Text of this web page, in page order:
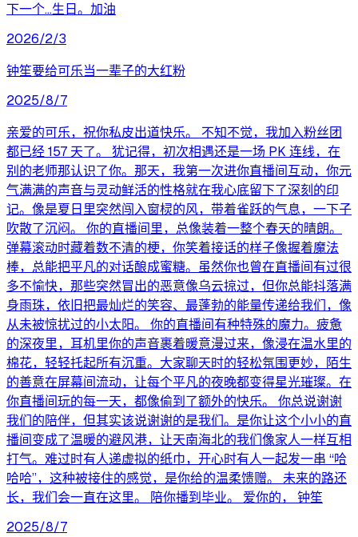
下一个…生日。加油
2026/2/3
钟笙要给可乐当一辈子的大红粉
2025/8/7
亲爱的可乐，祝你私皮出道快乐。 不知不觉，我加入粉丝团
都已经 157 天了。 犹记得，初次相遇还是一场 PK 连线，在
别的老师那认识了你。那天，我第一次进你直播间互动，你元
气满满的声音与灵动鲜活的性格就在我心底留下了深刻的印
记。像是夏日里突然闯入窗棂的风，带着雀跃的气息，一下子
吹散了沉闷。 你的直播间里，总像装着一整个春天的晴朗。
弹幕滚动时藏着数不清的梗，你笑着接话的样子像握着魔法
棒，总能把平凡的对话酿成蜜糖。虽然你也曾在直播间有过很
多不愉快，那些突然冒出的恶意像乌云掠过，但你总能抖落满
身雨珠，依旧把最灿烂的笑容、最蓬勃的能量传递给我们，像
从未被惊扰过的小太阳。 你的直播间有种特殊的魔力。疲惫
的深夜里，耳机里你的声音裹着暖意漫过来，像浸在温水里的
棉花，轻轻托起所有沉重。大家聊天时的轻松氛围更妙，陌生
的善意在屏幕间流动，让每个平凡的夜晚都变得星光璀璨。在
你直播间玩的每一天，都像偷到了额外的快乐。 你总说谢谢
我们的陪伴，但其实该说谢谢的是我们。是你让这个小小的直
播间变成了温暖的避风港，让天南海北的我们像家人一样互相
打气。难过时有人递虚拟的纸巾，开心时有人一起发一串 “哈
哈哈”，这种被接住的感觉，是你给的温柔馈赠。 未来的路还
长，我们会一直在这里。 陪你播到毕业。 爱你的， 钟笙
2025/8/7